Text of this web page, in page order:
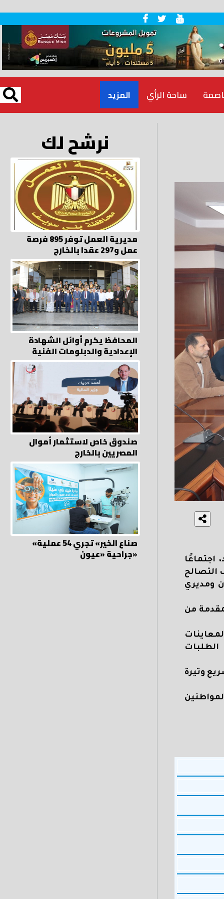
المزيد ساحة الرأي
اجتماعًا
التصالح
ومديري
من
وتيرة
نرشح لك
مديرية العمل توفر 895 فرصة
عمل و297 عقدًا بالخارج
المحافظ يكرم أوائل الشهادة
الإعدادية والدبلومات الفنية
صندوق خاص لاستثمار أموال
المصريين بالخارج
«صناع الخير» تجري 54 عملية
جراحية «عيون»